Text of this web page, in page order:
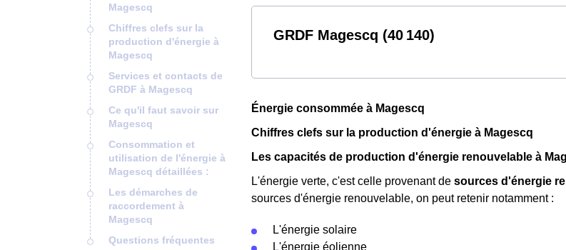
Magescq
Chiffres clefs sur la
production d'énergie à
Magescq
Services et contacts de
GRDF à Magescq
Ce qu'il faut savoir sur
Magescq
Consommation et
utilisation de l'énergie à
Magescq détaillées :
Les démarches de
raccordement à
Magescq
Questions fréquentes
GRDF Magescq (40 140)
Énergie consommée à Magescq
Chiffres clefs sur la production d'énergie à Magescq
Les capacités de production d'énergie renouvelable à
L'énergie verte, c'est celle provenant de sources d'énergie
sources d'énergie renouvelable, on peut retenir notamment :
L'énergie solaire
L'énergie éolienne